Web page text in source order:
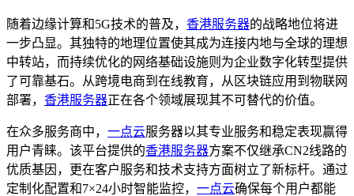
随着边缘计算和5G技术的普及， 香港服务器的战略地位将进
一步凸显。其独特的地理位置使其成为连接内地与全球的理想
中转站，而持续优化的网络基础设施则为企业数字化转型提供
了可靠基石。从跨境电商到在线教育，从区块链应用到物联网
部署， 香港服务器正在各个领域展现其不可替代的价值。
在众多服务商中， 一点云服务器以其专业服务和稳定表现赢得
用户青睐。该平台提供的香港服务器方案不仅继承CN2线路的
优质基因，更在客户服务和技术支持方面树立了新标杆。通过
定制化配置和7×24小时智能监控， 一点云确保每个用户都能